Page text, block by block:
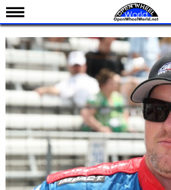
Nieuws
Kalender
Uitslagen
Standen
Coureurs
Teams
IndyCar 101
Indy 500